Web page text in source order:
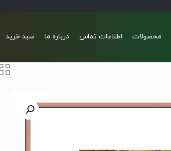
محصولات اطلاعات تماس درباره ما سبد خرید